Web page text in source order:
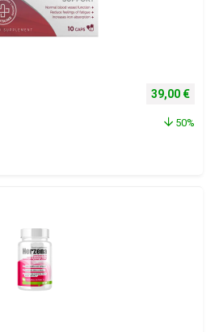
Izvorna
39,00 €
50%